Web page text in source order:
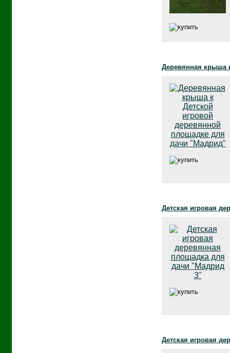
Деревянная крыша
Детская игровая
Детская игровая